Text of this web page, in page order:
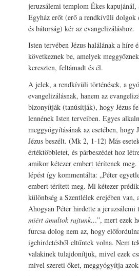
jeruzsálemi templom Ékes
Egyház erőt (erő a rendkívüli dolgok
és bátorság) kér az evangelizáláshoz.
Isten tervében Jézus halálának a híre
következnek be, amelyek
kereszten, feltámadt és él.
A jelek, a rendkívüli történések, a
evangelizálásnak, hanem az
bizonyítják (tanúsítják), hogy Jézus
lennének Isten terveiben. Egyes
meggyógyításának az esetében,
Jézus beszélt. (Mk 2, 1-12) Más
értéktöbbletet, és párbeszédet hoz
amikor kétezer embert térítenek
lépést így kommentálta: „Péter
embert térített meg. Mi kétezer
különbség a Szentlélek erejében
Ahogyan Péter hirdette a jeruzsálemi
miért ámultok rajtunk…”, mert ezek
furcsa dolog nem az, hogy
igehirdetésből eltűntek volna. Nem
valakinek tulajdonítjuk, mivel ezek
mivel szereti őket, meggyógyítja